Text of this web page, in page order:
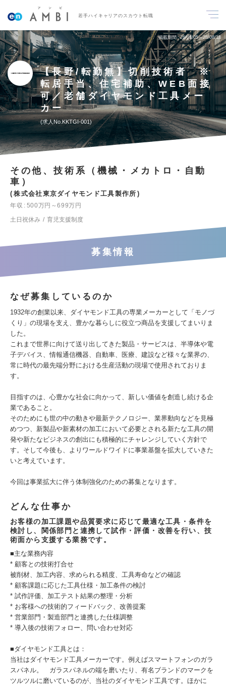
若手ハイキャリアのスカウト転職
掲載期間 26/08/05～26/08/18
【長野/転勤無】切削技術者 ※
転居手当、住宅補助、WEB面接
可／老舗ダイヤモンド工具メー
カー
求人No.KKTGI-001
その他、技術系（機械・メカトロ・自動
車）
株式会社東京ダイヤモンド工具製作所
年収
500万円～699万円
土日祝休み
育児支援制度
募集情報
なぜ募集しているのか
1932年の創業以来、ダイヤモンド工具の専業メーカーとして「モノづ
くり」の現場を支え、豊かな暮らしに役立つ商品を支援してまいりま
した。
これまで世界に向けて送り出してきた製品・サービスは、半導体や電
子デバイス、情報通信機器、自動車、医療、建設など様々な業界の、
常に時代の最先端分野における生産活動の現場で使用されておりま
す。
目指すのは、心豊かな社会に向かって、新しい価値を創造し続ける企
業であること。
そのためにも世の中の動きや最新テクノロジー、業界動向などを見極
めつつ、新製品や新素材の加工において必要とされる新たな工具の開
発や新たなビジネスの創出にも積極的にチャレンジしていく方針で
す。そして今後も、よりワールドワイドに事業基盤を拡大していきた
いと考えています。
今回は事業拡大に伴う体制強化のための募集となります。
どんな仕事か
お客様の加工課題や品質要求に応じて最適な工具・条件を
検討し、関係部門と連携して試作・評価・改善を行い、技
術面から支援する業務です。
■主な業務内容
* 顧客との技術打合せ
被削材、加工内容、求められる精度、工具寿命などの確認
* 顧客課題に応じた工具仕様・加工条件の検討
* 試作評価、加工テスト結果の整理・分析
* お客様への技術的フィードバック、改善提案
* 営業部門・製造部門と連携した仕様調整
* 導入後の技術フォロー、問い合わせ対応
■ダイヤモンド工具とは：
当社はダイヤモンド工具メーカーです。例えばスマートフォンのガラ
スパネル。 ガラスパネルの端を磨いたり、有名ブランドのマークを
ツルツルに磨いているのが、当社のダイヤモンド工具です。ほかに